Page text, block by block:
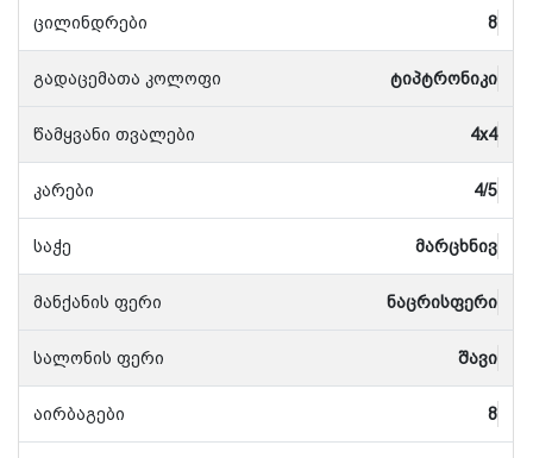
ცილინდრები 8
გადაცემათა კოლოფი ტიპტრონიკი
წამყვანი თვალები 4x4
კარები 4/5
საჭე მარცხნივ
მანქანის ფერი ნაცრისფერი
სალონის ფერი შავი
აირბაგები 8